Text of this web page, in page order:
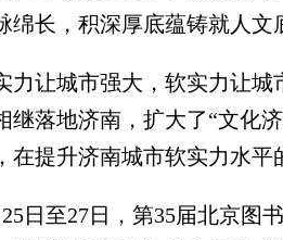
绵长，积深厚底蕴铸就人文
让城市强大，软实力让城
继落地济南，扩大了“文化
在提升济南城市软实力水平
至27日，第35届北京图